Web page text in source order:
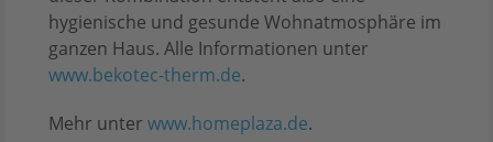
hygienische und gesunde Wohnatmosphäre im
ganzen Haus. Alle Informationen unter
www.bekotec-therm.de.
Mehr unter www.homeplaza.de.